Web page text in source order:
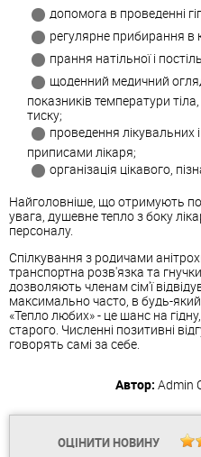
допомога в проведенні
регулярне прибирання в
прання натільної і
щоденний медичний
показників температури
тиску;
проведення лікувальних і
приписами лікаря;
організація цікавого,
Найголовніше, що отримують
увага, душевне тепло з боку
персоналу.
Спілкування з родичами
транспортна розв'язка та
дозволяють членам сім'ї
максимально часто, в будь-який
«Тепло любих» - це шанс на
старого. Численні позитивні
говорять самі за себе.
Автор: Admin
ОЦІНИТИ НОВИНУ